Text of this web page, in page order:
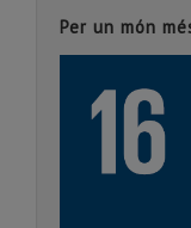
Per un món